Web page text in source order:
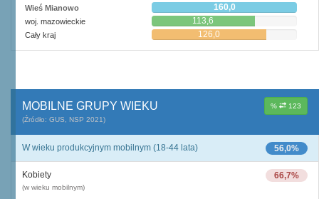
Wieś Mianowo 160,0
woj. mazowieckie 113,6
Cały kraj 126,0
% 123
MOBILNE GRUPY WIEKU
(Źródło: GUS, NSP 2021)
56,0%
W wieku produkcyjnym mobilnym (18-44 lata)
66,7%
Kobiety
(w wieku mobilnym)